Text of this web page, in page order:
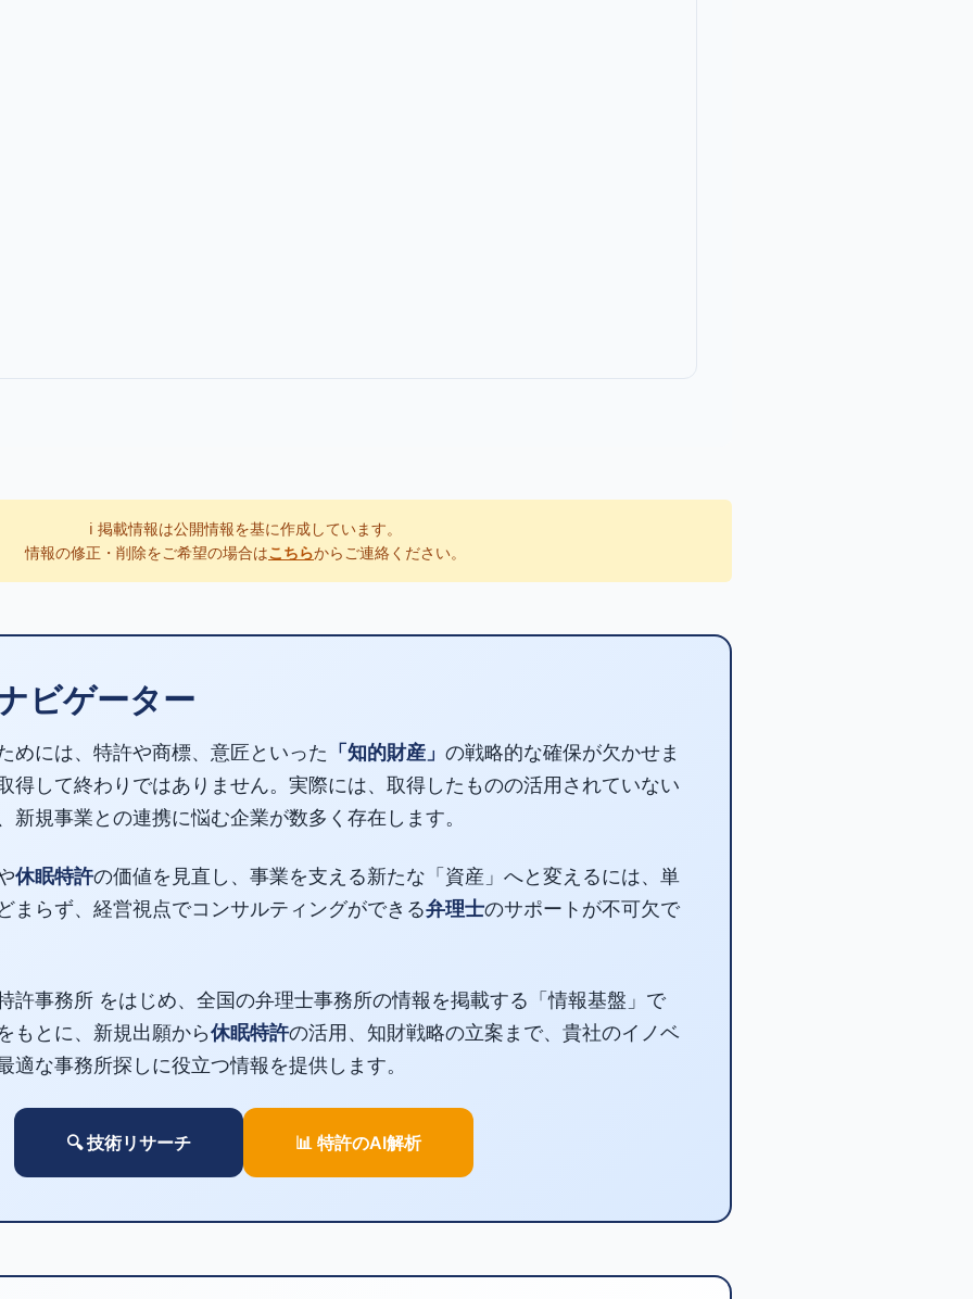
ℹ️ 掲載情報は公開情報を基に作成しています。
情報の修正・削除をご希望の場合はこちらからご連絡ください。
ビゲーター
めには、特許や商標、意匠といった 「知的財産」 の戦略的な確保が欠かせま
得して終わりではありません。実際には、取得したものの活用されていない
新規事業との連携に悩む企業が数多く存在します。
休眠特許の価値を見直し、事業を支える新たな「資産」へと変えるには、単
まらず、経営視点でコンサルティングができる弁理士のサポートが不可欠で
許事務所 をはじめ、全国の弁理士事務所の情報を掲載する「情報基盤」で
もとに、新規出願から休眠特許の活用、知財戦略の立案まで、貴社のイノベ
適な事務所探しに役立つ情報を提供します。
🔍 技術リサーチ 📊 特許のAI解析